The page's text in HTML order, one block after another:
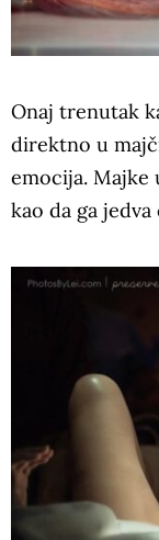
Onaj trenutak
direktno u
emocija. Majke
kao da ga